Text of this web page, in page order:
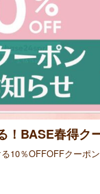
！BASE春得ク
10％OFFOFFクーポ